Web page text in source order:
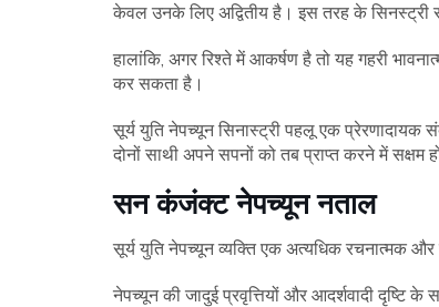
केवल उनके लिए अद्वितीय है। इस तरह के सिनस्ट्री
हालांकि, अगर रिश्ते में आकर्षण है तो यह गहरी
कर सकता है।
सूर्य युति नेपच्यून सिनास्ट्री पहलू एक
दोनों साथी अपने सपनों को तब प्राप्त करने में
सन कंजंक्ट नेपच्यून नताल
सूर्य युति नेपच्यून व्यक्ति एक अत्यधिक रचनात्मक और
नेपच्यून की जादुई प्रवृत्तियों और आदर्शवादी दृष्टि के